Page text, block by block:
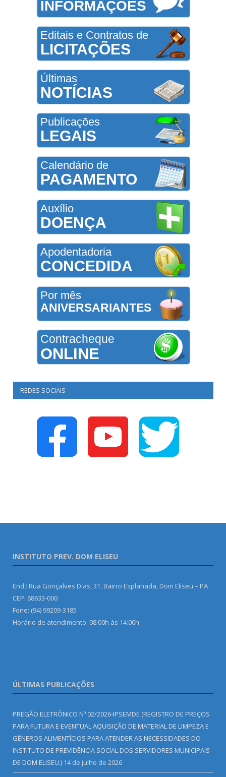
INFORMAÇÕES
Editais e Contratos de
LICITAÇÕES
Últimas
NOTÍCIAS
Publicações
LEGAIS
Calendário de
PAGAMENTO
Auxílio
DOENÇA
Apodentadoria
CONCEDIDA
Por mês
ANIVERSARIANTES
Contracheque
ONLINE
REDES SOCIAIS
INSTITUTO PREV. DOM ELISEU
End.: Rua Gonçalves Dias, 31, Bairro Esplanada, Dom Eliseu – PA
CEP: 68633-000
Fone: (94) 99209-3185
Horário de atendimento: 08:00h às 14:00h
ÚLTIMAS PUBLICAÇÕES
PREGÃO ELETRÔNICO Nº 02/2026-IPSEMDE (REGISTRO DE PREÇOS
PARA FUTURA E EVENTUAL AQUISIÇÃO DE MATERIAL DE LIMPEZA E
GÊNEROS ALIMENTÍCIOS PARA ATENDER AS NECESSIDADES DO
INSTITUTO DE PREVIDÊNCIA SOCIAL DOS SERVIDORES MUNICIPAIS
DE DOM ELISEU.) 14 de julho de 2026